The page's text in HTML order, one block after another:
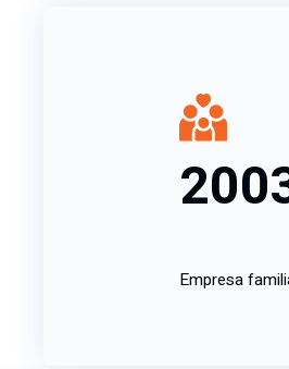
Empresa